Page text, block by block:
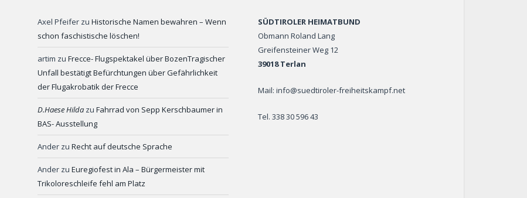
Axel Pfeifer zu Historische Namen bewahren – Wenn
schon faschistische löschen!
artim zu Frecce- Flugspektakel über BozenTragischer
Unfall bestätigt Befürchtungen über Gefährlichkeit
der Flugakrobatik der Frecce
D.Haese Hilda zu Fahrrad von Sepp Kerschbaumer in
BAS- Ausstellung
Ander zu Recht auf deutsche Sprache
Ander zu Euregiofest in Ala – Bürgermeister mit
Trikoloreschleife fehl am Platz
SÜDTIROLER HEIMATBUND
Obmann Roland Lang
Greifensteiner Weg 12
39018 Terlan
Mail: info@suedtiroler-freiheitskampf.net
Tel. 338 30 596 43